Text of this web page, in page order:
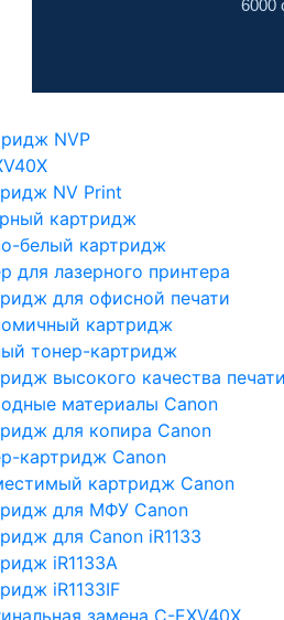
6000
NVP
NV Print
картридж
белый картридж
для лазерного принтера
для офисной печати
картридж
тонер-картридж
высокого качества печати
материалы Canon
для копира Canon
картридж Canon
картридж Canon
для МФУ Canon
для Canon iR1133
iR1133A
iR1133IF